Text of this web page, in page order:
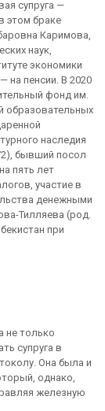
супруга —
этом браке
Каримова,
наук,
экономики
на пенсии. В 2020
фонд им.
образовательных
наследия
бывший посол
пять лет
участие в
денежными
Тилляева (род.
при
не только
супруга в
Она была и
однако,
железную